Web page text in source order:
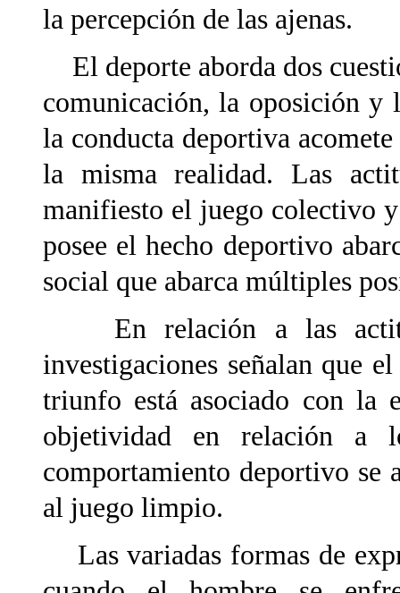
la percepción de las ajenas.
El deporte aborda dos
comunicación, la oposición y
la conducta deportiva
la misma realidad. Las
manifiesto el juego colectivo
posee el hecho deportivo
social que abarca múltiples
En relación a las
investigaciones señalan que
triunfo está asociado con la
objetividad en relación a
comportamiento deportivo se
al juego limpio.
Las variadas formas de